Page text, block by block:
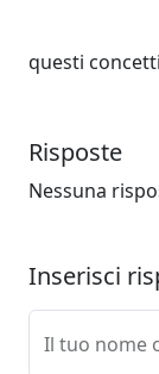
questi
Risposte
Nessuna
Inserisci
Il tuo nome